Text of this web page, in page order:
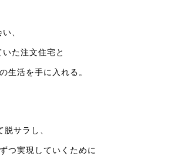
、
た注文住宅と
生活を手に入れる。
サラし、
つ実現していくために